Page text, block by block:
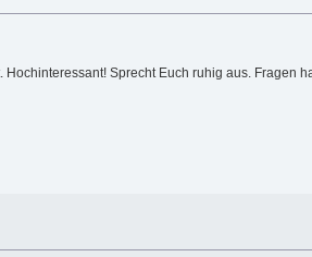
Sprecht Euch ruhig aus. Fragen